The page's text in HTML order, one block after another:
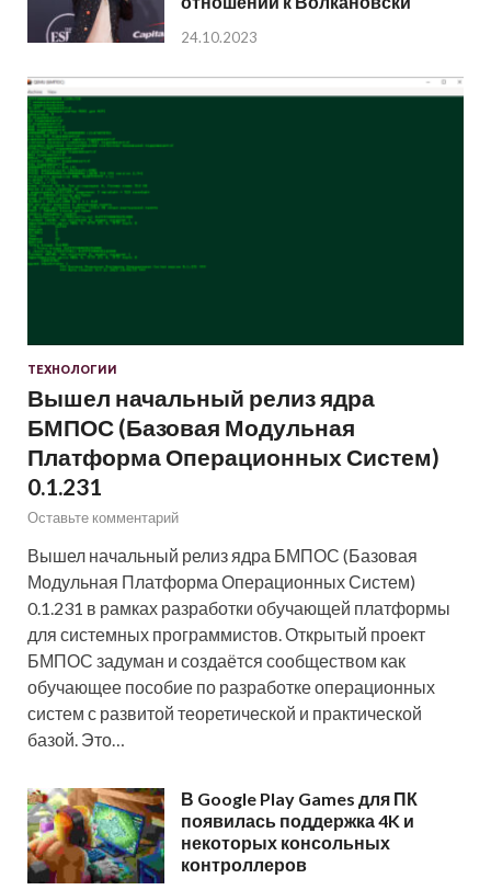
24.10.2023
ТЕХНОЛОГИИ
Вышел начальный релиз ядра
БМПОС (Базовая Модульная
Платформа Операционных Систем)
0.1.231
Оставьте комментарий
Вышел начальный релиз ядра БМПОС (Базовая
Модульная Платформа Операционных Систем)
0.1.231 в рамках разработки обучающей платформы
для системных программистов. Открытый проект
БМПОС задуман и создаётся сообществом как
обучающее пособие по разработке операционных
систем с развитой теоретической и практической
базой. Это…
В Google Play Games для ПК
появилась поддержка 4K и
некоторых консольных
контроллеров